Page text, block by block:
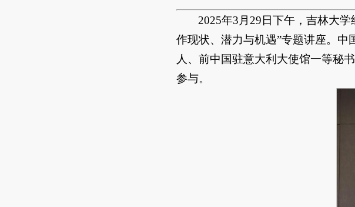
2025年3月29日下午，吉林大
作现状、潜力与机遇”专题讲座。
人、前中国驻意大利大使馆一等秘
参与。